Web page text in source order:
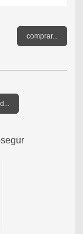
comprar...